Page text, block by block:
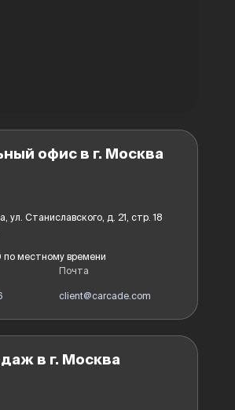
офис в г. Москва
ул. Станиславского, д. 21, стр. 18
местному времени
Почта
client@carcade.com
в г. Москва